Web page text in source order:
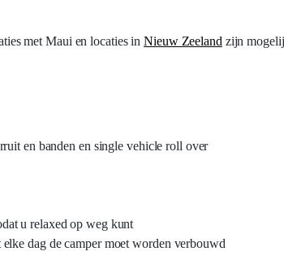
met Maui en locaties inNieuw Zeeland zijn
en banden en single vehicle roll over
u relaxed op weg kunt
dag de camper moet worden verbouwd